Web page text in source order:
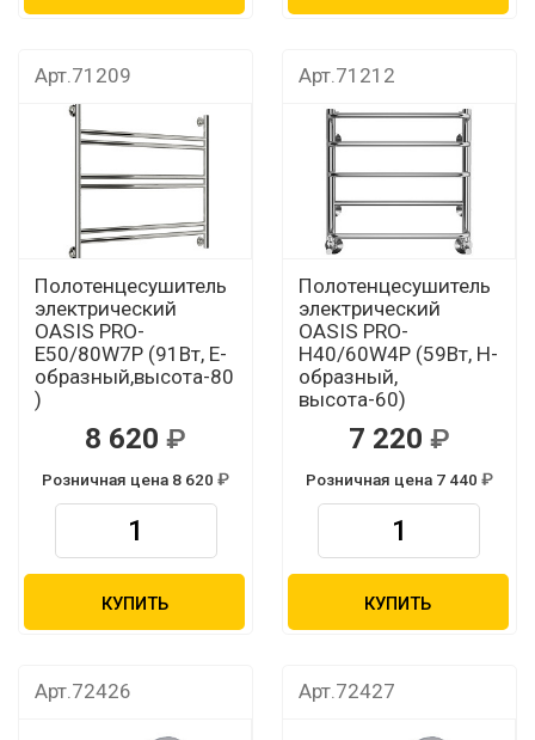
Арт.71209
Полотенцесушитель
электрический
OASIS PRO-
E50/80W7P (91Вт, Е-
образный,высота-80
)
8 620
Розничная цена 8 620
КУПИТЬ
Арт.71212
Полотенцесушитель
электрический
OASIS PRO-
H40/60W4P (59Вт, Н-
образный,
высота-60)
7 220
Розничная цена 7 440
КУПИТЬ
Арт.72426 Арт.72427